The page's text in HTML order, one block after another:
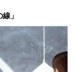
」